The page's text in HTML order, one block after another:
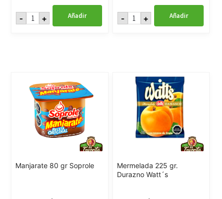
- Flan
Vainilla
+ Añadir - Semola
Caramelo
+ Añadir
Manjarate 80 gr Soprole
Mermelada 225 gr.
Durazno Watt´s